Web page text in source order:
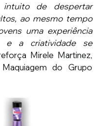
de despertar
ao mesmo tempo
uma experiência
e a criatividade se
Mirele Martinez,
do Grupo